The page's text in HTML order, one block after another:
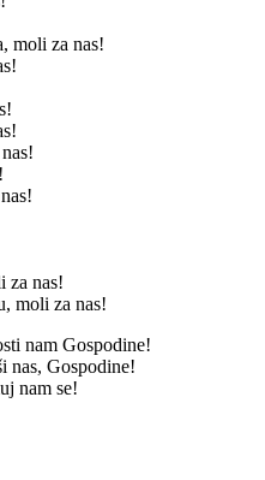
moli za nas!
za nas!
moli za nas!
nam Gospodine!
nas, Gospodine!
nam se!